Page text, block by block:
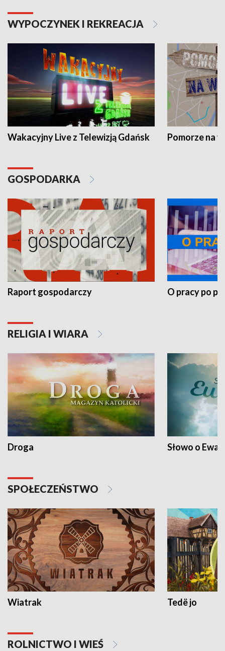
WYPOCZYNEK I REKREACJA
Wakacyjny Live z Telewizją Gdańsk Pomorze na
GOSPODARKA
Raport gospodarczy O pracy po
RELIGIA I WIARA
Droga Słowo o
SPOŁECZEŃSTWO
Wiatrak Tedë jo
ROLNICTWO I WIEŚ